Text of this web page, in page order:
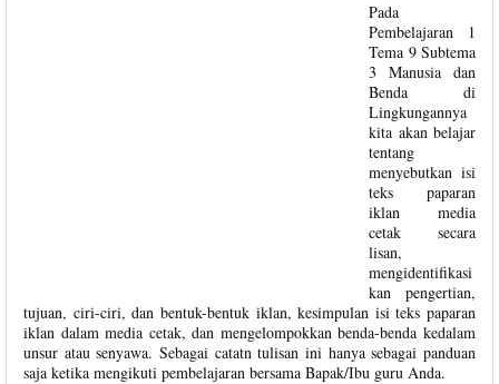
Pada
Pembelajaran 1
Tema 9 Subtema
3 Manusia dan
Benda di
Lingkungannya
kita akan belajar
tentang
menyebutkan isi
teks paparan
iklan media
cetak secara
lisan,
mengidentifikasi
kan pengertian,
tujuan, ciri-ciri, dan bentuk-bentuk iklan, kesimpulan isi teks paparan
iklan dalam media cetak, dan mengelompokkan benda-benda kedalam
unsur atau senyawa. Sebagai catatn tulisan ini hanya sebagai panduan
saja ketika mengikuti pembelajaran bersama Bapak/Ibu guru Anda.